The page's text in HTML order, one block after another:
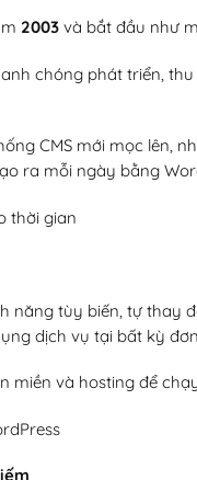
2003và bắt đầu như
chóng phát triển,
CMS mới mọc lên,
ra mỗi ngày bằng
thời gian
năng tùy biến, tự thay
dịch vụ tại bất kỳ
miền và hosting để